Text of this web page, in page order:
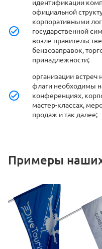
идентификации
официальной
корпоративными
государственной
возле
бензозаправок,
принадлежности;
организации встреч
флаги необходимы
конференциях,
мастер-классах,
продаж и так далее;
Примеры